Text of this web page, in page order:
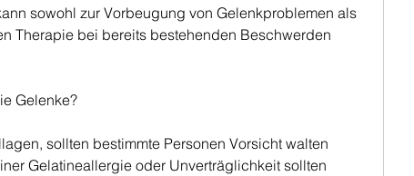
sowohl zur Vorbeugung von Gelenkproblemen als
Therapie bei bereits bestehenden Beschwerden
Gelenke?
sollten bestimmte Personen Vorsicht walten
Gelatineallergie oder Unverträglichkeit sollten